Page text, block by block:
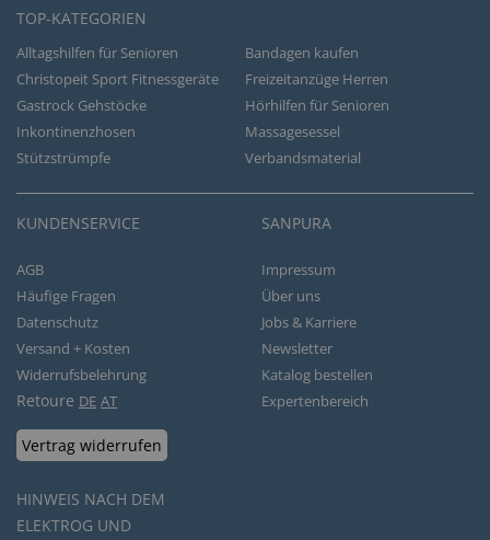
TOP-KATEGORIEN
Alltagshilfen für Senioren
Bandagen kaufen
Christopeit Sport Fitnessgeräte
Freizeitanzüge Herren
Gastrock Gehstöcke
Hörhilfen für Senioren
Inkontinenzhosen
Massagesessel
Stützstrümpfe
Verbandsmaterial
KUNDENSERVICE
AGB
Häufige Fragen
Datenschutz
Versand + Kosten
Widerrufsbelehrung
Retoure DE AT
Vertrag widerrufen
HINWEIS NACH DEM
ELEKTROG UND
SANPURA
Impressum
Über uns
Jobs & Karriere
Newsletter
Katalog bestellen
Expertenbereich